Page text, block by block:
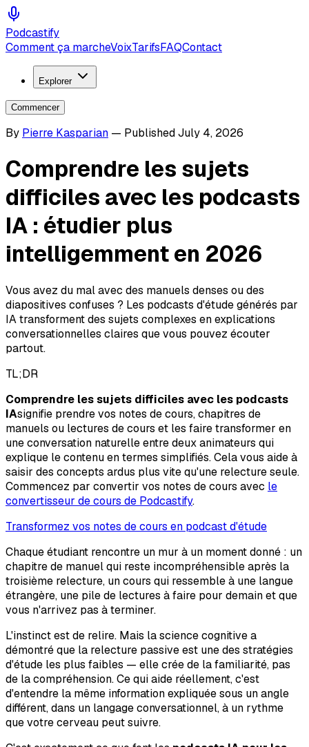
Podcastify
Comment ça marcheVoixTarifsFAQContact
Explorer
Commencer
By Pierre Kasparian — PublishedJuly 4, 2026
Comprendre les sujets
difficiles avec les podcasts
IA : étudier plus
intelligemment en 2026
Vous avez du mal avec des manuels denses ou des
diapositives confuses ? Les podcasts d'étude générés par
IA transforment des sujets complexes en explications
conversationnelles claires que vous pouvez écouter
partout.
TL;DR
Comprendre les sujets difficiles avec les podcasts
IAsignifie prendre vos notes de cours, chapitres de
manuels ou lectures de cours et les faire transformer en
une conversation naturelle entre deux animateurs qui
explique le contenu en termes simplifiés. Cela vous aide à
saisir des concepts ardus plus vite qu'une relecture seule.
Commencez par convertir vos notes de cours avec le
convertisseur de cours de Podcastify.
Transformez vos notes de cours en podcast d'étude
Chaque étudiant rencontre un mur à un moment donné : un
chapitre de manuel qui reste incompréhensible après la
troisième relecture, un cours qui ressemble à une langue
étrangère, une pile de lectures à faire pour demain et que
vous n'arrivez pas à terminer.
L'instinct est de relire. Mais la science cognitive a
démontré que la relecture passive est une des stratégies
d'étude les plus faibles — elle crée de la familiarité, pas
de la compréhension. Ce qui aide réellement, c'est
d'entendre la même information expliquée sous un angle
différent, dans un langage conversationnel, à un rythme
que votre cerveau peut suivre.